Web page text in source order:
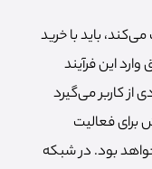
می‌کند، باید با خرید
این فرآیند
از کاربر می‌گیرد
فعالیت
بود. در شبکه